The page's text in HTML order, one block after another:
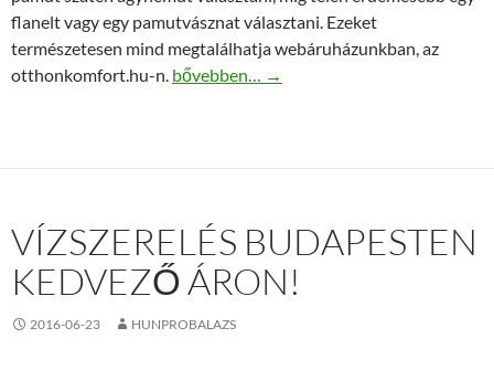
flanelt vagy egy pamutvásznat választani. Ezeket
természetesen mind megtalálhatja webáruházunkban, az
otthonkomfort.hu-n. Ágyneműhuzatok széles kínálata várja
bővebben… →
VÍZSZERELÉS BUDAPESTEN
KEDVEZŐ ÁRON!
2016-06-23 HUNPROBALAZS